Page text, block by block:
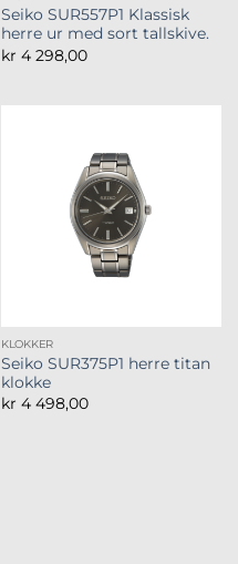
Seiko SUR557P1 Klassisk
herre ur med sort tallskive.
kr 4 298,00
KLOKKER
Seiko SUR375P1 herre titan
klokke
kr 4 498,00